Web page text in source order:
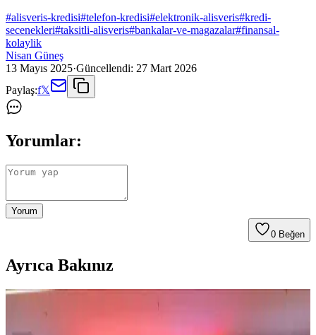
#alisveris-kredisi#telefon-kredisi#elektronik-alisveris#kredi-
secenekleri#taksitli-alisveris#bankalar-ve-magazalar#finansal-
kolaylik
Nisan Güneş
13 Mayıs 2025·Güncellendi: 27 Mart 2026
Paylaş:f𝕏
Yorumlar:
Yorum
0 Beğen
Ayrıca Bakınız
Teknosa'da 2025'te Elektronik Alışverişinde Taksit